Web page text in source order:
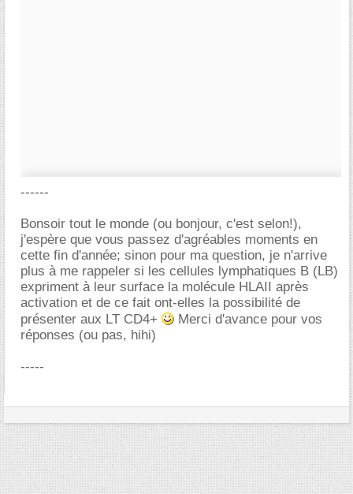
------
Bonsoir tout le monde (ou bonjour, c'est selon!),
j'espère que vous passez d'agréables moments en
cette fin d'année; sinon pour ma question, je n'arrive
plus à me rappeler si les cellules lymphatiques B (LB)
expriment à leur surface la molécule HLAII après
activation et de ce fait ont-elles la possibilité de
présenter aux LT CD4+
Merci d'avance pour vos
réponses (ou pas, hihi)
-----